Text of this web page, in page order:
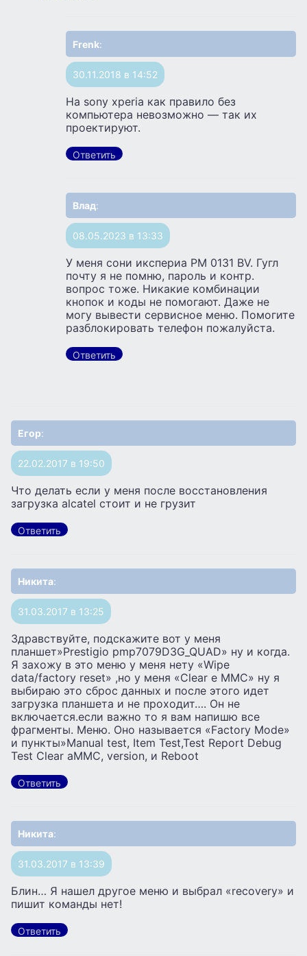
Frenk:
30.11.2018 в 14:52
На sony xperia как правило без
компьютера невозможно — так их
проектируют.
Ответить
Влад:
08.05.2023 в 13:33
У меня сони икспериа PM 0131 BV. Гугл
почту я не помню, пароль и контр.
вопрос тоже. Никакие комбинации
кнопок и коды не помогают. Даже не
могу вывести сервисное меню. Помогите
разблокировать телефон пожалуйста.
Ответить
Егор:
22.02.2017 в 19:50
Что делать если у меня после восстановления
загрузка alcatel стоит и не грузит
Ответить
Никита:
31.03.2017 в 13:25
Здравствуйте, подскажите вот у меня
планшет»Prestigio pmp7079D3G_QUAD» ну и когда.
Я захожу в это меню у меня нету «Wipe
data/factory reset» ,но у меня «Clear e MMC» ну я
выбираю это сброс данных и после этого идет
загрузка планшета и не проходит…. Он не
включается.если важно то я вам напишю все
фрагменты. Меню. Оно называется «Factory Mode»
и пункты»Manual test, Item Test,Test Report Debug
Test Clear aMMC, version, и Reboot
Ответить
Никита:
31.03.2017 в 13:39
Блин… Я нашел другое меню и выбрал «recovery» и
пишит команды нет!
Ответить